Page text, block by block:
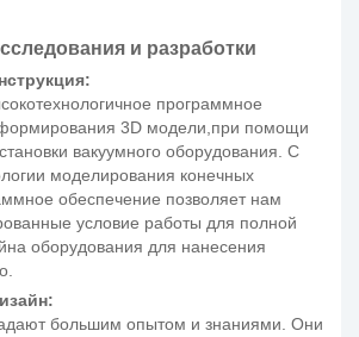
и разработки
программное
3D модели,при помощи
вакуумного оборудования. С
моделирования конечных
обеспечение позволяет нам
условие работы для полной
оборудования для нанесения
большим опытом и знаниями. Они